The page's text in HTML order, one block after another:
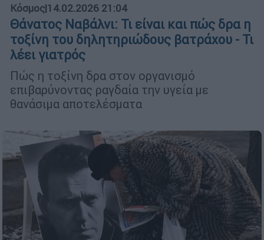
Κόσμος|14.02.2026 21:04
Θάνατος Ναβάλνι: Τι είναι και πώς δρα η
τοξίνη του δηλητηριώδους βατράχου - Τι
λέει γιατρός
Πώς η τοξίνη δρα στον οργανισμό
επιβαρύνοντας ραγδαία την υγεία με
θανάσιμα αποτελέσματα